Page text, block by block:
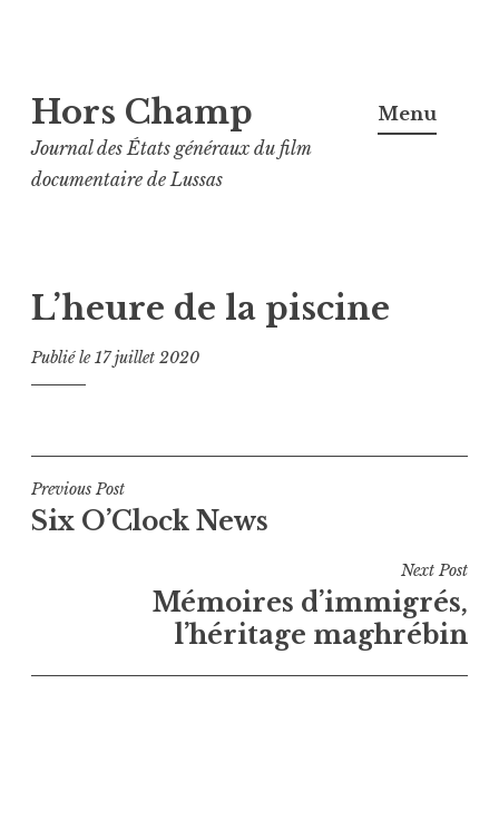
au
contenu
principal
Hors Champ
Journal des États généraux du film
documentaire de Lussas
Menu
L’heure de la piscine
Publié le17 juillet 2020
Navigation
de
Previous Post
Six O’Clock News
Next Post
Mémoires d’immigrés,
l’héritage maghrébin